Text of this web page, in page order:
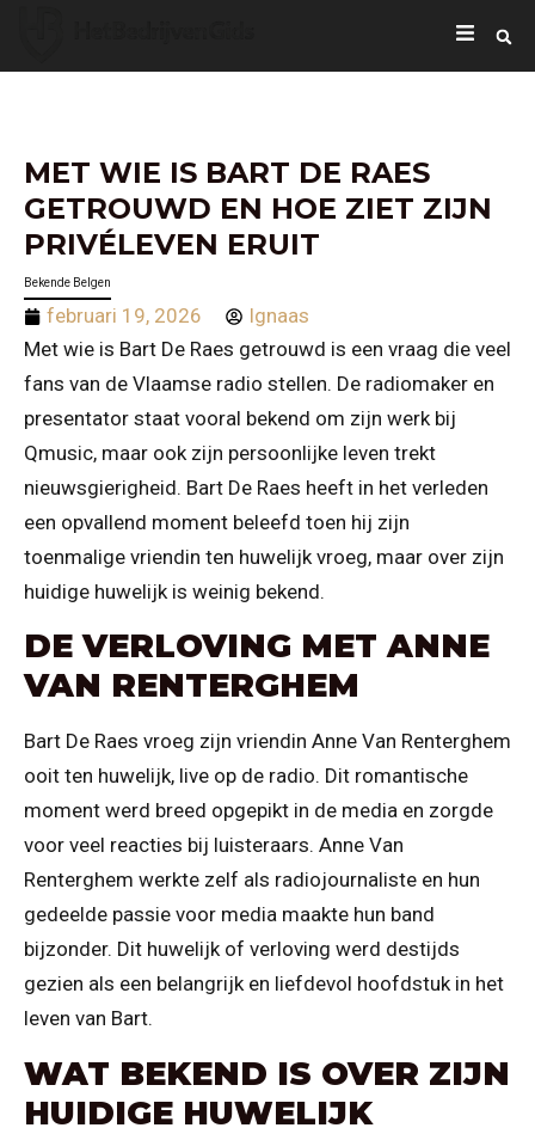
MET WIE IS BART DE RAES
GETROUWD EN HOE ZIET ZIJN
PRIVÉLEVEN ERUIT
Bekende Belgen
februari 19, 2026
Ignaas
Met wie is Bart De Raes getrouwd is een vraag die veel
fans van de Vlaamse radio stellen. De radiomaker en
presentator staat vooral bekend om zijn werk bij
Qmusic, maar ook zijn persoonlijke leven trekt
nieuwsgierigheid. Bart De Raes heeft in het verleden
een opvallend moment beleefd toen hij zijn
toenmalige vriendin ten huwelijk vroeg, maar over zijn
huidige huwelijk is weinig bekend.
DE VERLOVING MET ANNE
VAN RENTERGHEM
Bart De Raes vroeg zijn vriendin Anne Van Renterghem
ooit ten huwelijk, live op de radio. Dit romantische
moment werd breed opgepikt in de media en zorgde
voor veel reacties bij luisteraars. Anne Van
Renterghem werkte zelf als radiojournaliste en hun
gedeelde passie voor media maakte hun band
bijzonder. Dit huwelijk of verloving werd destijds
gezien als een belangrijk en liefdevol hoofdstuk in het
leven van Bart.
WAT BEKEND IS OVER ZIJN
HUIDIGE HUWELIJK